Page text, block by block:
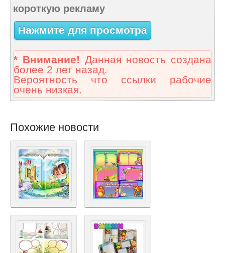
короткую рекламу
Нажмите для просмотра
* Внимание! Данная новость создана
более 2 лет назад.
Вероятность что ссылки рабочие
очень низкая.
Похожие новости